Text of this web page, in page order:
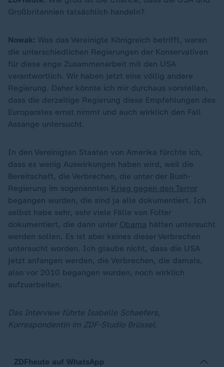
Großbritannien tatsächlich handeln?
Nowak: Was das Vereinigte Königreich betrifft, waren
die unterschiedlichen Regierungen der Konservativen
für diese enge Zusammenarbeit mit den USA
verantwortlich. Wir haben jetzt eine völlig andere
Regierung. Daher könnte ich mir durchaus vorstellen,
dass die derzeitige Regierung diese Empfehlungen des
Europarates ernst nimmt und auch wirklich den Fall
Assange untersucht.
In den Vereinigten Staaten von Amerika fürchte ich,
dass es wenig Auswirkungen haben wird, weil die
Bereitschaft, die Verbrechen, die unter der Bush-
Regierung im sogenannten Krieg gegen den Terror
begangen wurden, die sind ja alle dokumentiert. Ich
selbst habe sehr, sehr viele Fälle von Folter
dokumentiert, die dann unter Obama hätten untersucht
werden sollen. Es ist aber keines dieser Verbrechen
untersucht worden. Ich glaube nicht, dass die USA
jetzt anfangen werden, die Verbrechen, die damals,
also vor 2010 begangen wurden, noch wirklich
aufzuarbeiten.
Das Interview führte Isabelle Schaefers,
Korrespondentin im ZDF-Studio Brüssel.
ZDFheute auf WhatsApp